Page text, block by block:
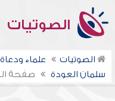
الصوتيات
الصوتيات علماء ودعاة
سلمان العودة
صفحة